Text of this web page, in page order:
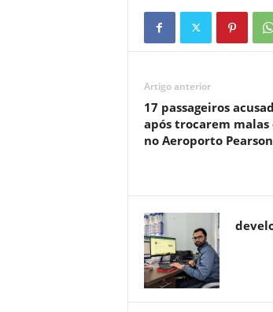
Artigo anterior
17 passageiros
após trocarem malas
no Aeroporto